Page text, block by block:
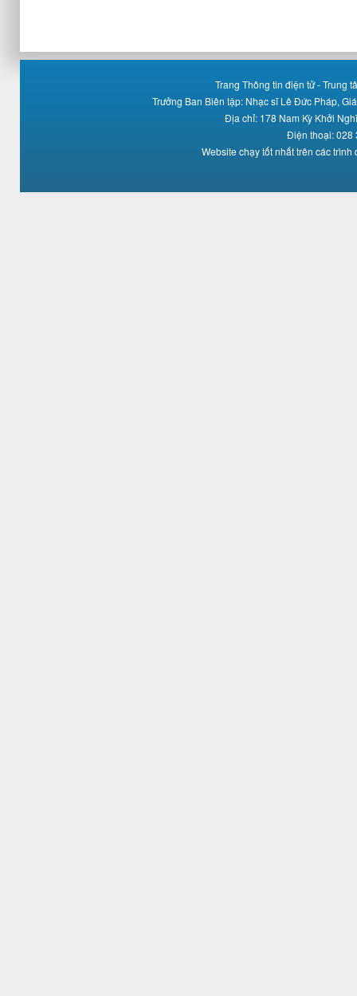
Trang Thông tin điện tử - Trung
Trưởng Ban Biên tập: Nhạc sĩ Lê Đức Pháp,
Địa chỉ: 178 Nam Kỳ Khởi
Điện thoại: 028
Website chạy tốt nhất trên các